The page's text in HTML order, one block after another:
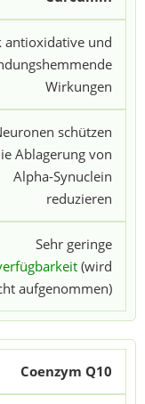
antioxidative und
Wirkungen
schützen
Ablagerung von
Alpha-Synuclein
reduzieren
Sehr geringe
(wird
aufgenommen)
Coenzym Q10